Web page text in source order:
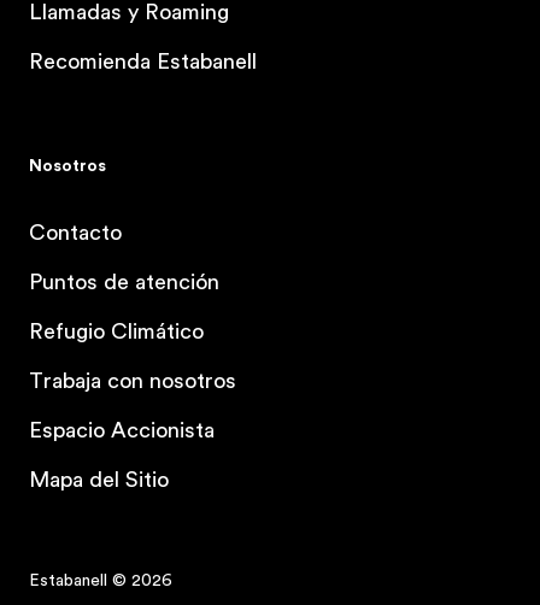
Llamadas y Roaming
Recomienda Estabanell
Nosotros
Contacto
Puntos de atención
Refugio Climático
Trabaja con nosotros
Espacio Accionista
Mapa del Sitio
Estabanell © 2026